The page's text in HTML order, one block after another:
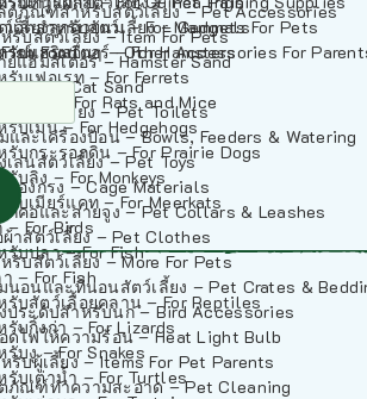
ตภัณฑ์สำหรับสัตว์เลี้ยง – Pet Accessories
รับสัตว์เลี้ยง – Item For Pets
ยแฮมสเตอร์ – Hamster Sand
ยแมว – Cat Sand
งน้ำสัตว์เลี้ยง – Pet Toilets
และเครื่องป้อน – Bowls, Feeders & Watering
เล่นสัตว์เลี้ยง – Pet Toys
รองกรง – Cage Materials
อกคอและสายจูง – Pet Collars & Leashes
ผ้าสัตว์เลี้ยง – Pet Clothes
รับสัตว์เลี้ยง – More For Pets
นอนและที่นอนสัตว์เลี้ยง – Pet Crates &
ประดับสำหรับนก – Bird Accessories
ดไฟให้ความร้อน – Heat Light Bulb
รับผู้เลี้ยง – Items For Pet Parents
ภัณฑ์ทำความสะอาด – Pet Cleaning
เจ็ตสำหรับสัตว์เลี้ยง – Gadgets For Pets
รณ์เสริมอื่นๆ – Other Accessories For
เลี้ยงลูกด้วยนม – For Mammals
รับแฮมสเตอร์ – For Hamsters
รับเฟอเรท – For Ferrets
หรับหนู – For Rats and Mice
รับเม่น – For Hedgehogs
รับกระรอกดิน – For Prairie Dogs
หรับลิง – For Monkeys
รับเมียร์แคท – For Meerkats
For Birds
รับปลา – For Fish
– For Fish
รับสัตว์เลื้อยคลาน – For Reptiles
รับกิ้งก่า – For Lizards
รับงู – For Snakes
รับเต่าน้ำ – For Turtles
Food